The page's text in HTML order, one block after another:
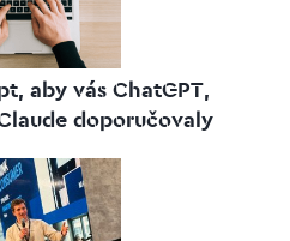
aby vás ChatGPT,
doporučovaly